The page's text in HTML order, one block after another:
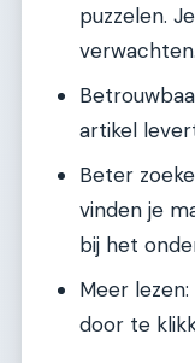
puzzelen.
verwachten.
artikel
Beter
vinden je
bij het
Meer
door te